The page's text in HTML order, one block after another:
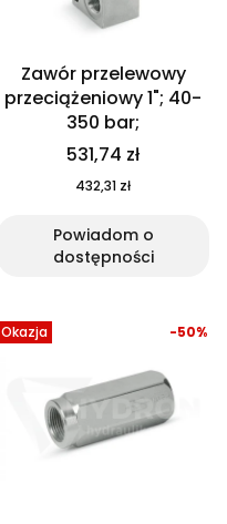
Zawór przelewowy
przeciążeniowy 1"; 40-
350 bar;
531,74 zł
432,31 zł
Powiadom o
dostępności
Okazja -50%